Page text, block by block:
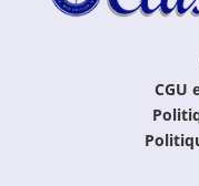
CGU